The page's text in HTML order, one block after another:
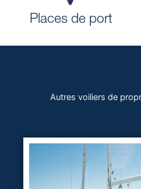
Places de port
Autres voiliers de